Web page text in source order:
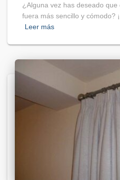
¿Alguna vez has deseado
fuera más sencillo y cómodo?
Leer más